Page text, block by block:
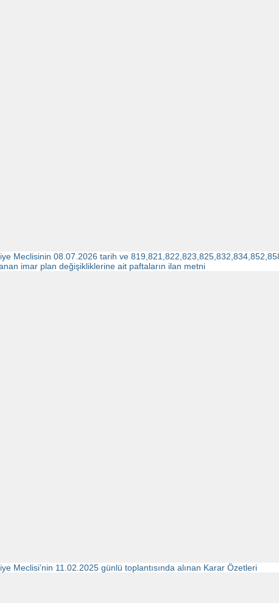
Meclisinin 08.07.2026 tarih ve
imar plan değişikliklerine ait paftaların ilan metni
Meclisi’nin 11.02.2025 günlü toplantısında alınan Karar Özetleri